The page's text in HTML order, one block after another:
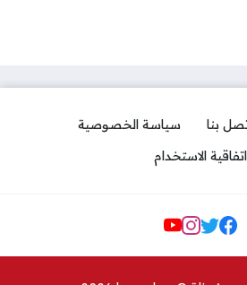
بنا
سياسة الخصوصية
اتفاقية الاستخدام
Social Links